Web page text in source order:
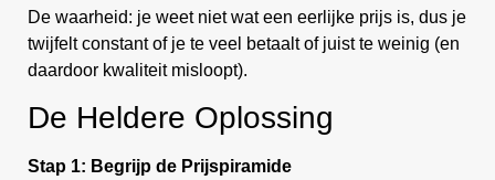
De waarheid: je weet niet wat een eerlijke prijs is, dus je
twijfelt constant of je te veel betaalt of juist te weinig (en
daardoor kwaliteit misloopt).
De Heldere Oplossing
Stap 1: Begrijp de Prijspiramide